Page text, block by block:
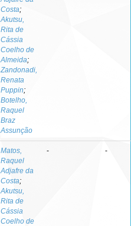
Costa;
Akutsu,
Rita de
Cássia
Coelho de
Almeida;
Zandonadi,
Renata
Puppin;
Botelho,
Raquel
Braz
Assunção
Matos,
Raquel
Adjafre da
Costa;
Akutsu,
Rita de
Cássia
Coelho de
- -